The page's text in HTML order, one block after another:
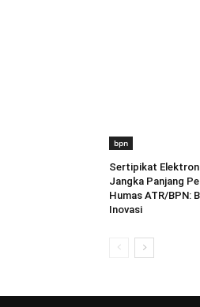
bpn
Sertipikat
Jangka Panjang
Humas ATR/BPN:
Inovasi